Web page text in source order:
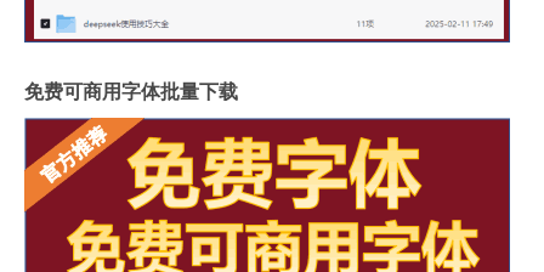
免费可商用字体批量下载